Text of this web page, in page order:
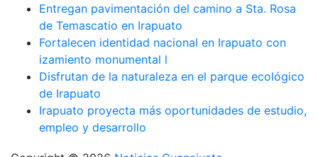
Entregan pavimentación del camino a Sta. Rosa
de Temascatio en Irapuato
Fortalecen identidad nacional en Irapuato con
izamiento monumental l
Disfrutan de la naturaleza en el parque ecológico
de Irapuato
Irapuato proyecta más oportunidades de estudio,
empleo y desarrollo